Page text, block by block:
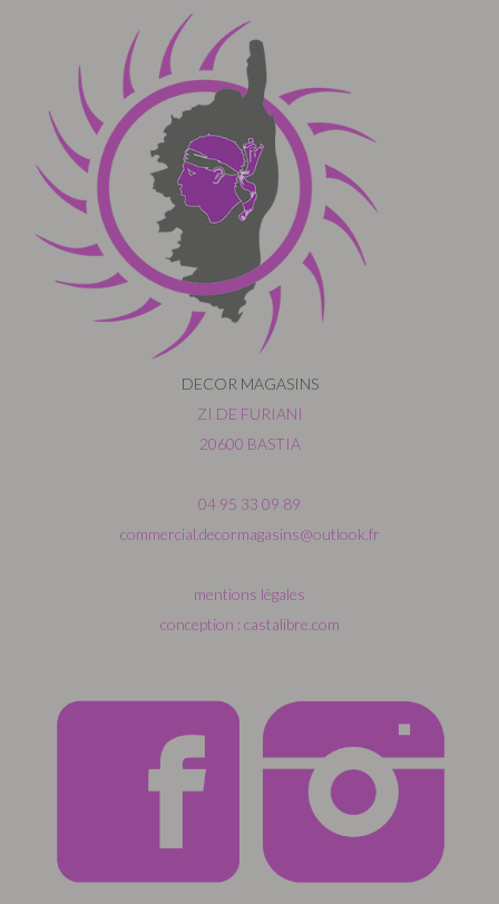
DECOR MAGASINS
ZI DE FURIANI
20600 BASTIA
04 95 33 09 89
commercial.decormagasins@outlook.fr
mentions légales
conception : castalibre.com